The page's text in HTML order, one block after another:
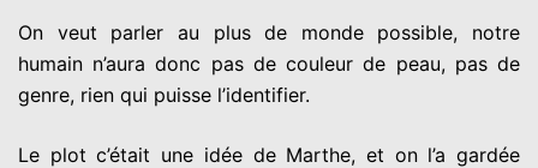
On veut parler au plus de monde possible, notre
humain n’aura donc pas de couleur de peau, pas de
genre, rien qui puisse l’identifier.
Le plot c’était une idée de Marthe, et on l’a gardée